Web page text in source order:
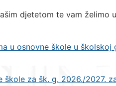
djetetom te vam želimo
u osnovne škole u školskoj
škole za šk. g. 2026./2027.